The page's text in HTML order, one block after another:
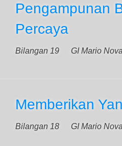
Pengampunan
Percaya
Bilangan 19 GI Mario
Memberikan
Bilangan 18 GI Mario